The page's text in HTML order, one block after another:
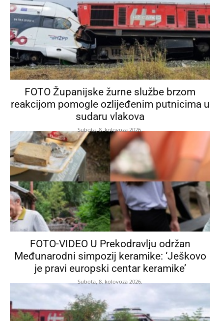
FOTO Županijske žurne službe brzom
reakcijom pomogle ozlijeđenim putnicima u
sudaru vlakova
Subota, 8. kolovoza 2026.
FOTO-VIDEO U Prekodravlju održan
Međunarodni simpozij keramike: ‘Ješkovo
je pravi europski centar keramike’
Subota, 8. kolovoza 2026.